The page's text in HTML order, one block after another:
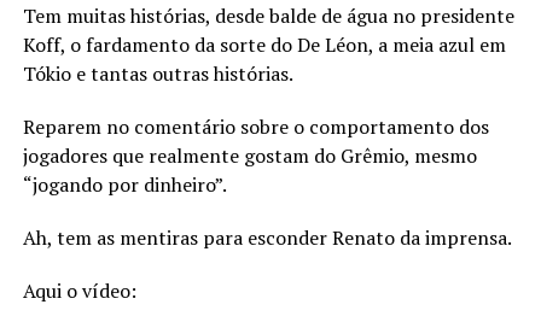
Tem muitas histórias, desde balde de água no presidente
Koff, o fardamento da sorte do De Léon, a meia azul em
Tókio e tantas outras histórias.
Reparem no comentário sobre o comportamento dos
jogadores que realmente gostam do Grêmio, mesmo
“jogando por dinheiro”.
Ah, tem as mentiras para esconder Renato da imprensa.
Aqui o vídeo: